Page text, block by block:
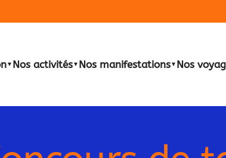
▼ Nos activités▼ Nos manifestations▼ Nos